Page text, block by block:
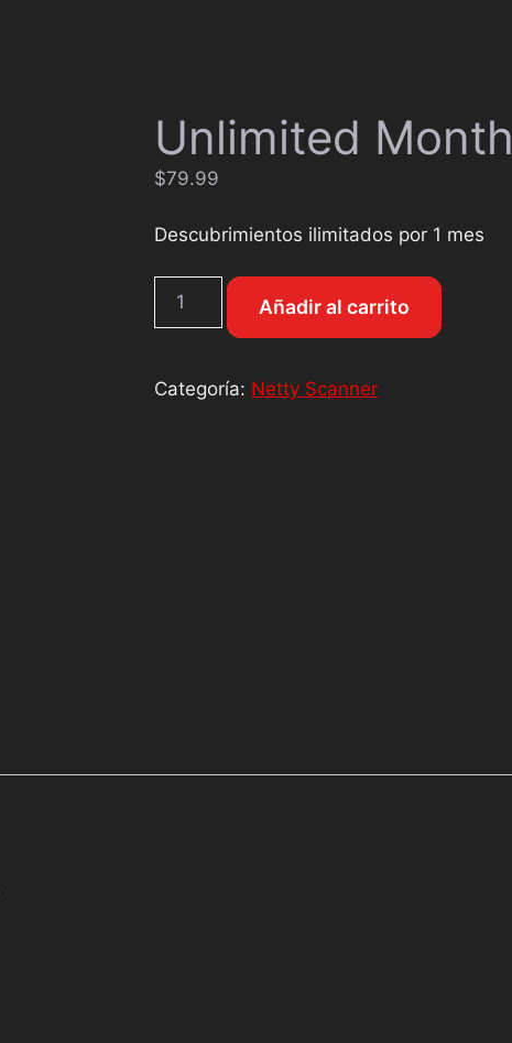
Unlimited Month
$79.99
Descubrimientos ilimitados por 1 mes
Añadir al carrito
Categoría: Netty Scanner